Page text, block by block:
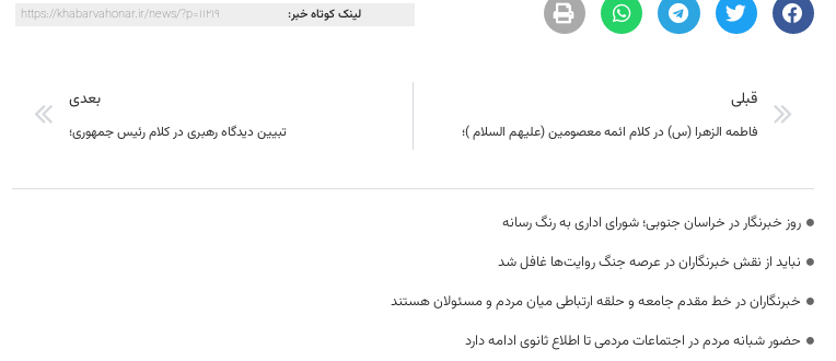
لینک کوتاه خبر: https://khabarvahonar.ir/news/?p=11219
قبلی
فاطمه الزهرا (س) در کلام ائمه معصومین (علیهم السلام )؛
بعدی
تبیین دیدگاه رهبری در کلام رئیس جمهوری؛
روز خبرنگار در خراسان جنوبی؛ شورای اداری به رنگ رسانه
نباید از نقش خبرنگاران در عرصه جنگ روایت‌ها غافل شد
خبرنگاران در خط مقدم جامعه و حلقه ارتباطی میان مردم و مسئولان هستند
حضور شبانه مردم در اجتماعات مردمی تا اطلاع ثانوی ادامه دارد